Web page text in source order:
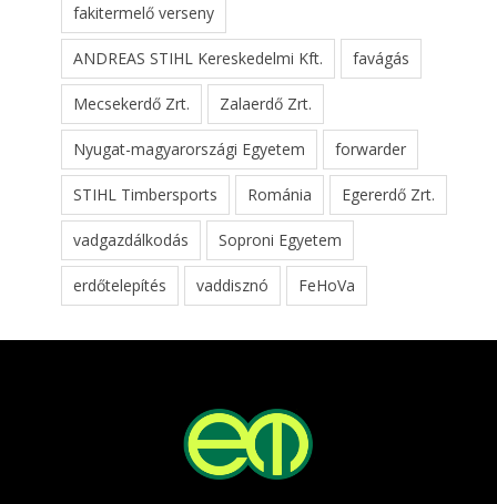
fakitermelő verseny
ANDREAS STIHL Kereskedelmi Kft. favágás
Mecsekerdő Zrt. Zalaerdő Zrt.
Nyugat-magyarországi Egyetem forwarder
STIHL Timbersports Románia Egererdő Zrt.
vadgazdálkodás Soproni Egyetem
erdőtelepítés vaddisznó FeHoVa